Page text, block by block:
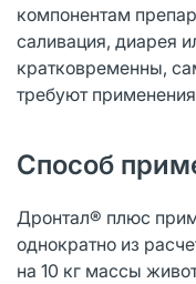
компонентам
саливация, диарея
кратковременны,
требуют
Способ
Дронтал® плюс
однократно из
на 10 кг массы